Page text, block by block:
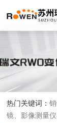
热门关键词：
镜、影像测量